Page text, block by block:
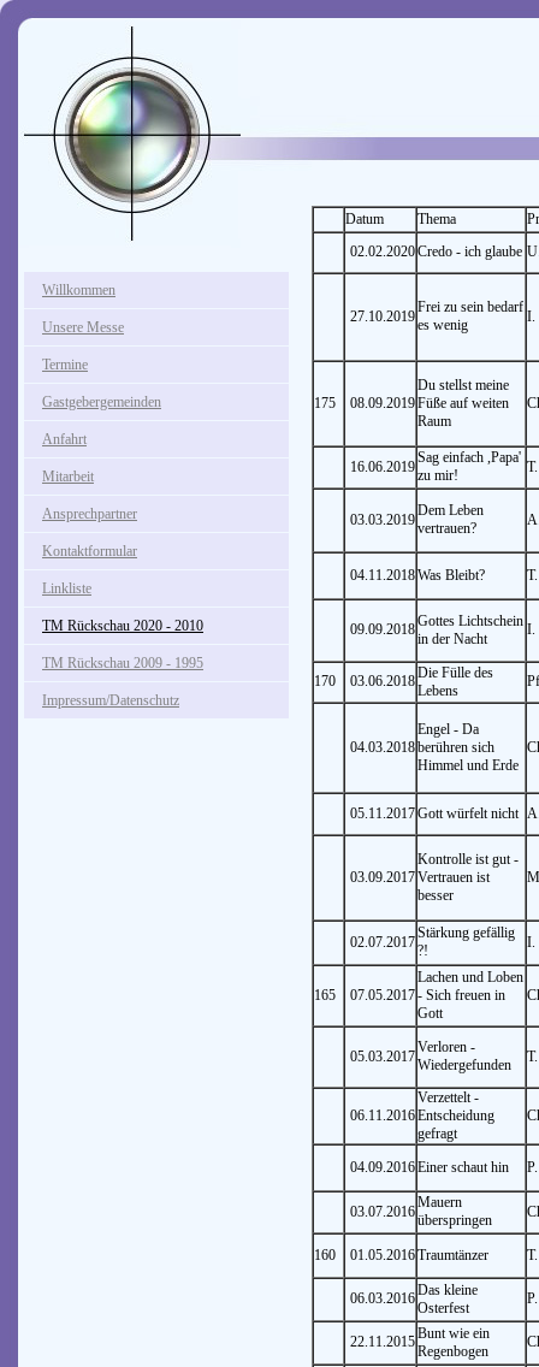
Willkommen
Unsere Messe
Termine
Gastgebergemeinden
Anfahrt
Mitarbeit
Ansprechpartner
Kontaktformular
Linkliste
TM Rückschau 2020 - 2010
TM Rückschau 2009 - 1995
Impressum/Datenschutz
Datum Thema
02.02.2020Credo - ich glaube
27.10.2019
Frei zu sein bedarf
es wenig
I.
175 08.09.2019
Du stellst meine
Füße auf weiten
Raum
16.06.2019
Sag einfach ,Papa'
zu mir!
03.03.2019
Dem Leben
vertrauen?
04.11.2018Was Bleibt?
09.09.2018Gottes Lichtschein
in der Nacht
I.
170 03.06.2018Die Fülle des
Lebens
04.03.2018
Engel - Da
berühren sich
Himmel und Erde
05.11.2017Gott würfelt nicht
03.09.2017
Kontrolle ist gut -
Vertrauen ist
besser
02.07.2017
Stärkung gefällig
?!
I.
165 07.05.2017
Lachen und Loben
- Sich freuen in
Gott
05.03.2017
Verloren -
Wiedergefunden
06.11.2016
Verzettelt -
Entscheidung
gefragt
04.09.2016Einer schaut hin
03.07.2016
Mauern
überspringen
160 01.05.2016Traumtänzer
06.03.2016Das kleine
Osterfest
22.11.2015Bunt wie ein
Regenbogen